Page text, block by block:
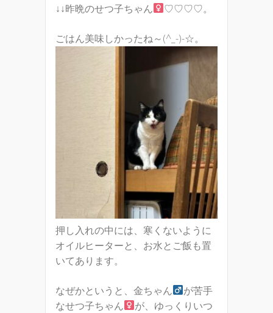
↓↓昨晩のせつ子ちゃん ♡♡♡♡。
ごはん美味しかったね～(^_-)-☆。
押し入れの中には、寒くないように
オイルヒーターと、お水とご飯も置
いてあります。
なぜかというと、金ちゃん
が苦手
なせつ子ちゃん
が、ゆっくりいつ